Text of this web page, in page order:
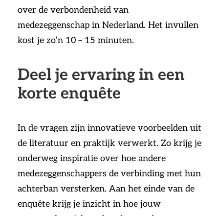
over de verbondenheid van
medezeggenschap in Nederland. Het invullen
kost je zo’n 10 – 15 minuten.
Deel je ervaring in een
korte enquête
In de vragen zijn innovatieve voorbeelden uit
de literatuur en praktijk verwerkt. Zo krijg je
onderweg inspiratie over hoe andere
medezeggenschappers de verbinding met hun
achterban versterken. Aan het einde van de
enquête krijg je inzicht in hoe jouw